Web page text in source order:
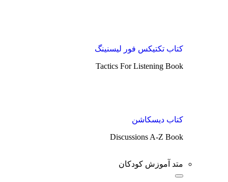
کتاب تکتیکس فور لیسنینگ
Tactics For Listening Book
کتاب دیسکاشن
Discussions A-Z Book
متد آموزش کودکان